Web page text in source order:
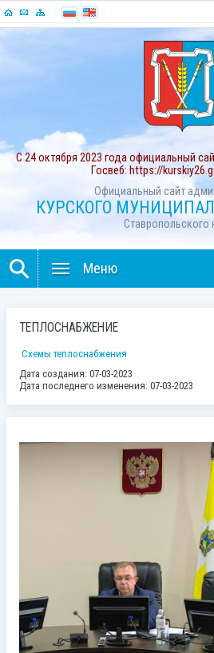
С 24 октября 2023 года официальный
Госвеб: https://
Официальный сайт
КУРСКОГО
Ставропольского
Меню
ТЕПЛОСНАБЖЕНИЕ
Схемы теплоснабжения
Дата создания: 07-03-2023
Дата последнего изменения: 07-03-2023